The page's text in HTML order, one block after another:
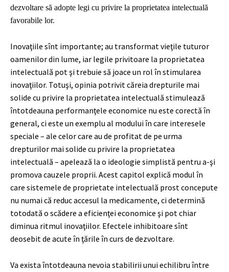
dezvoltare să adopte legi cu privire la proprietatea intelectuală
favorabile lor.
Inovaţiile sînt importante; au transformat vieţile tuturor
oamenilor din lume, iar legile privitoare la proprietatea
intelectuală pot şi trebuie să joace un rol în stimularea
inovaţiilor. Totuşi, opinia potrivit căreia drepturile mai
solide cu privire la proprietatea intelectuală stimulează
întotdeauna performanţele economice nu este corectă în
general, ci este un exemplu al modului în care interesele
speciale – ale celor care au de profitat de pe urma
drepturilor mai solide cu privire la proprietatea
intelectuală – apelează la o ideologie simplistă pentru a-şi
promova cauzele proprii. Acest capitol explică modul în
care sistemele de proprietate intelectuală prost concepute
nu numai că reduc accesul la medicamente, ci determină
totodată o scădere a eficienţei economice şi pot chiar
diminua ritmul inovaţiilor. Efectele inhibitoare sînt
deosebit de acute în ţările în curs de dezvoltare.
Va exista întotdeauna nevoia stabilirii unui echilibru între